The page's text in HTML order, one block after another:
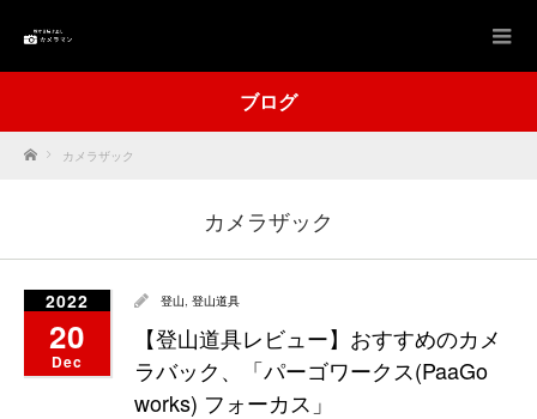
ブログ
Home カメラザック
カメラザック
2022
20
Dec
登山, 登山道具
【登山道具レビュー】おすすめのカメ
ラバック、「パーゴワークス(PaaGo
works) フォーカス」